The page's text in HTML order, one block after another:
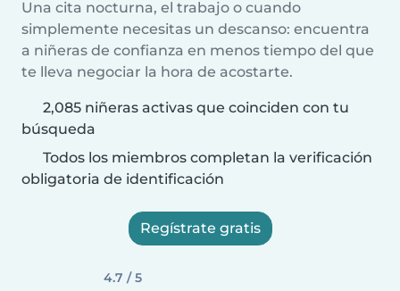
Una cita nocturna, el trabajo o cuando
simplemente necesitas un descanso: encuentra
a niñeras de confianza en menos tiempo del que
te lleva negociar la hora de acostarte.
2,085 niñeras activas que coinciden con tu
búsqueda
Todos los miembros completan la verificación
obligatoria de identificación
Regístrate gratis
4.7 / 5